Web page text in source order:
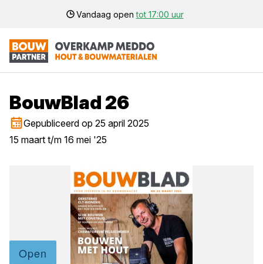
Vandaag opentot 17:00 uur
BouwBlad 26
Gepubliceerd op 25 april 2025
15 maart t/m 16 mei '25